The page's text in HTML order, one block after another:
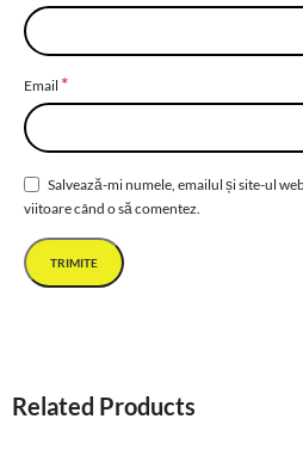
Email *
Salvează-mi numele, emailul și site-ul
viitoare când o să comentez.
Related Products